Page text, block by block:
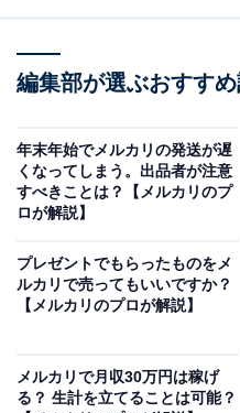
以下で詳しく解説していき
受取評価が遅くなると
年末年始で家を留守にす
きず、受取評価をするこ
うので、受取評価が遅くな
編集部が選ぶおすす
年末年始でメルカリの発送が遅
くなってしまう。出品者が注意
すべきことは？【メルカリのプ
ロが解説】
プレゼントでもらったものをメ
ルカリで売ってもいいですか？
【メルカリのプロが解説】
メルカリで月収30万円は稼げ
る？ 生計を立てることは可能？